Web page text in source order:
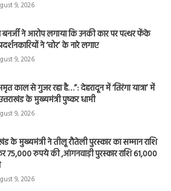
9, 2026
ने आरोप लगाया कि उनकी कार पर पत्थर फेंके
ने ‘चोर’ के नारे लगाए
9, 2026
काल से गुजर रहा है…”: देहरादून में ‘तिरंगा यात्रा’ में
के मुख्यमंत्री पुष्कर धामी
9, 2026
के मुख्यमंत्री ने तीलू रौतेली पुरस्कार का सम्मान राशि
75,000 रुपये की ,आंगनवाड़ी पुरस्कार राशि 61,000
9, 2026